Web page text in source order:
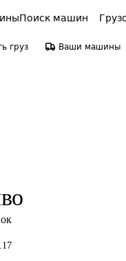
Поиск машин
груз Ваши машины